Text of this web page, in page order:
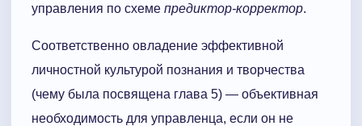
управления по схеме предиктор-кор­рек­тор.
Соответственно овладение эффективной
личностной куль­ту­рой познания и творчества
(чему была посвящена глава 5) — объективная
необходимость для управленца, если он не